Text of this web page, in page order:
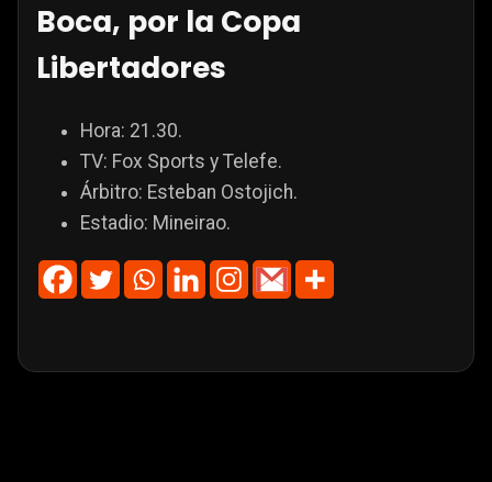
Boca, por la Copa
Libertadores
Hora: 21.30.
TV: Fox Sports y Telefe.
Árbitro: Esteban Ostojich.
Estadio: Mineirao.